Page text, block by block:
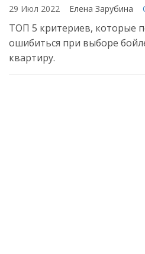
29 Июл 2022 Елена Зарубина
ТОП 5 критериев, которые
ошибиться при выборе
квартиру.